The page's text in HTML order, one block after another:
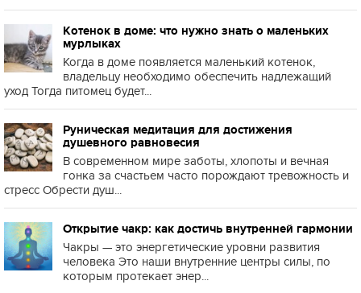
Котенок в доме: что нужно знать о маленьких
мурлыках
Когда в доме появляется маленький котенок,
владельцу необходимо обеспечить надлежащий
уход Тогда питомец будет...
Руническая медитация для достижения
душевного равновесия
В современном мире заботы, хлопоты и вечная
гонка за счастьем часто порождают тревожность и
стресс Обрести душ...
Открытие чакр: как достичь внутренней гармонии
Чакры — это энергетические уровни развития
человека Это наши внутренние центры силы, по
которым протекает энер...